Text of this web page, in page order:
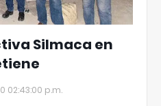
Silmaca en
02:43:00 p.m.